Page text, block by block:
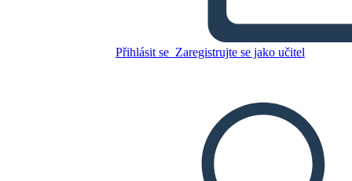
Přihlásit se Zaregistrujte se jako učitel
PŘEHRÁT PREZENTACI
PŘEČTI MI